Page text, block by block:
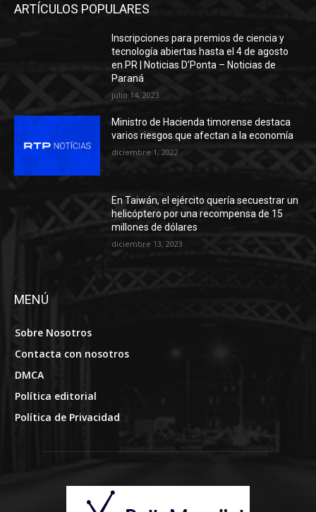
ARTÍCULOS POPULARES
Inscripciones para premios de ciencia y
tecnología abiertas hasta el 4 de agosto
en PR | Noticias D’Ponta – Noticias de
Paraná
julio 14, 2023
Ministro de Hacienda timorense destaca
varios riesgos que afectan a la economía
diciembre 1, 2022
En Taiwán, el ejército quería secuestrar un
helicóptero por una recompensa de 15
millones de dólares
diciembre 13, 2023
MENÚ
Sobre Nosotros
Contacta con nosotros
DMCA
Política editorial
Política de Privacidad